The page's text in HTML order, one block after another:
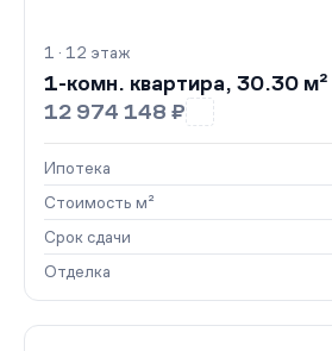
1 · 12 этаж
1-комн. квартира, 30.30 м²
12 974 148 ₽
Ипотека
Стоимость м²
Срок сдачи
Отделка